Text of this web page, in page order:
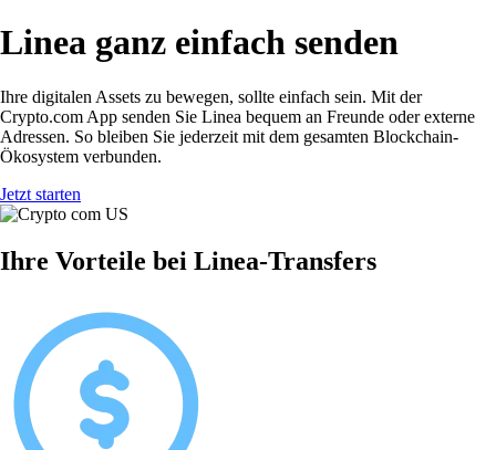
Linea ganz einfach senden
Ihre digitalen Assets zu bewegen, sollte einfach sein. Mit der
Crypto.com App senden Sie Linea bequem an Freunde oder externe
Adressen. So bleiben Sie jederzeit mit dem gesamten Blockchain-
Ökosystem verbunden.
Jetzt starten
Ihre Vorteile bei Linea-Transfers